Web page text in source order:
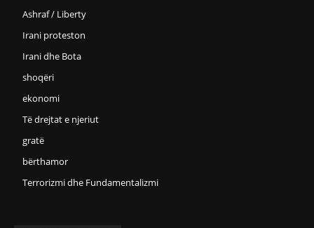
Ashraf / Liberty
Irani proteston
Irani dhe Bota
shoqëri
ekonomi
Të drejtat e njeriut
gratë
bërthamor
Terrorizmi dhe Fundamentalizmi